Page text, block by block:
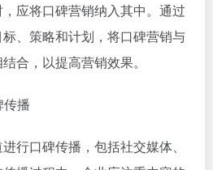
应将口碑营销纳入其中。通过
、策略和计划，将口碑营销与
合，以提高营销效果。
播
行口碑传播，包括社交媒体、